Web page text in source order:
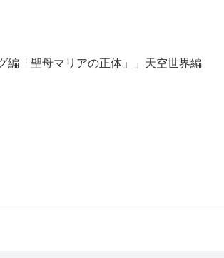
編「聖母マリアの正体」」天空世界編